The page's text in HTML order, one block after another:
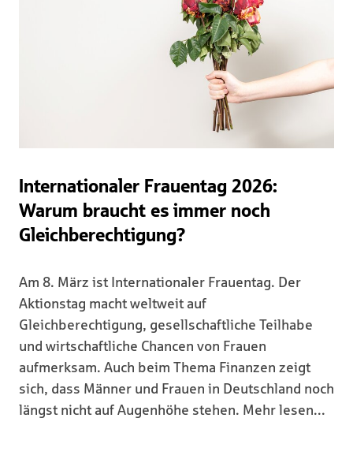
Internationaler Frauentag 2026:
Warum braucht es immer noch
Gleichberechtigung?
Am 8. März ist Internationaler Frauentag. Der
Aktionstag macht weltweit auf
Gleichberechtigung, gesellschaftliche Teilhabe
und wirtschaftliche Chancen von Frauen
aufmerksam. Auch beim Thema Finanzen zeigt
sich, dass Männer und Frauen in Deutschland noch
längst nicht auf Augenhöhe stehen. Mehr lesen...